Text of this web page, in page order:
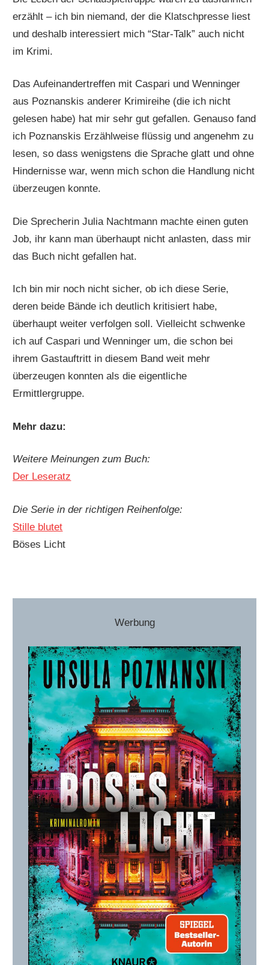
erzählt – ich bin niemand, der die Klatschpresse liest
und deshalb interessiert mich “Star-Talk” auch nicht
im Krimi.
Das Aufeinandertreffen mit Caspari und Wenninger
aus Poznanskis anderer Krimireihe (die ich nicht
gelesen habe) hat mir sehr gut gefallen. Genauso fand
ich Poznanskis Erzählweise flüssig und angenehm zu
lesen, so dass wenigstens die Sprache glatt und ohne
Hindernisse war, wenn mich schon die Handlung nicht
überzeugen konnte.
Die Sprecherin Julia Nachtmann machte einen guten
Job, ihr kann man überhaupt nicht anlasten, dass mir
das Buch nicht gefallen hat.
Ich bin mir noch nicht sicher, ob ich diese Serie,
deren beide Bände ich deutlich kritisiert habe,
überhaupt weiter verfolgen soll. Vielleicht schwenke
ich auf Caspari und Wenninger um, die schon bei
ihrem Gastauftritt in diesem Band weit mehr
überzeugen konnten als die eigentliche
Ermittlergruppe.
Mehr dazu:
Weitere Meinungen zum Buch:
Der Leseratz
Die Serie in der richtigen Reihenfolge:
Stille blutet
Böses Licht
Werbung